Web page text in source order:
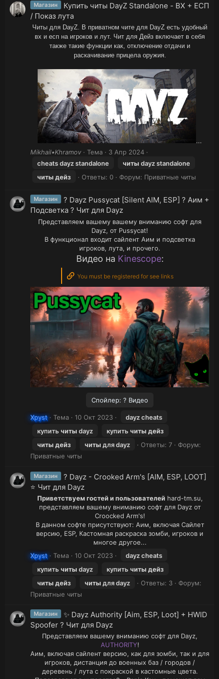
Магазин
Купить читы DayZ Standalone - ВХ + ЕСП
/ Показ лута
Читы для DayZ. В приватном чите для DayZ есть удобный
вх и есп на игроков и лут. Чит для Дейз включает в себя
также такие функции как, отключение отдачи и
раскачивание прицела оружия.
...​
Mikhail•Khramov
Тема
3 Апр 2024
cheats dayz standalone
читы dayz standalone
читы дейз Ответы: 0 Форум: Приватные читы
Магазин
? Dayz Pussycat [Silent AIM, ESP] ? Аим +
Подсветка ? Чит для Dayz
Представляем вашему вашему вниманию софт для
Dayz, от Pussycat!
В функционал входит сайлент Аим и подсветка
игроков, лута, и прочего.
Видео на Kinescope:
You must be registered for see links
Спойлер: ? Видео
Xpyst Тема 10 Окт 2023
dayz cheats
купить читы dayz купить читы дейз
читы дейз читы для dayz Ответы: 7
Форум:
Приватные читы
Магазин
? Dayz - Crooked Arm's [AIM, ESP, LOOT]
⭐ Чит для Dayz
Приветствуем гостей и пользователейhard-tm.su,
представляем вашему вниманию софт для Dayz от
Croocked Arm's!
В данном софте присутствуют: Аим, включая Сайлет
версию, ESP, Кастомная раскраска зомби, игроков и
многое другое...​
Xpyst
Тема 10 Окт 2023
dayz cheats
купить читы dayz купить читы дейз
читы дейз читы для dayz Ответы: 3
Форум:
Приватные читы
Магазин
✨ Dayz Authority [Aim, ESP, Loot] + HWID
Spoofer ? Чит для Dayz
Представляем вашему вниманию софт для Dayz,
AUTHORITY!
Аим, включая сайлент версию, как для зомби, так и для
игроков, дистанция до военных баз / городов /
деревень / лута с покраской в кастомные цвета.